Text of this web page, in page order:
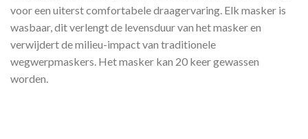
voor een uiterst comfortabele draagervaring. Elk masker is
wasbaar, dit verlengt de levensduur van het masker en
verwijdert de milieu-impact van traditionele
wegwerpmaskers. Het masker kan 20 keer gewassen
worden.